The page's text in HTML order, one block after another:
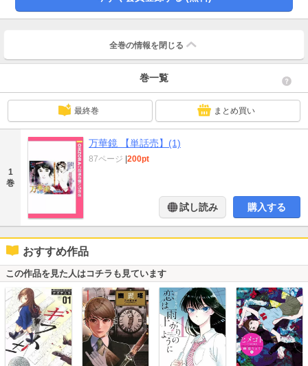
全巻の情報を 閉じる
巻一覧
最終巻 まとめ買い
1
巻
万華鏡 【単話売】(1)
87ページ |200pt
試し読み 購入する
おすすめ作品
この作品を見た人はコチラも見ています